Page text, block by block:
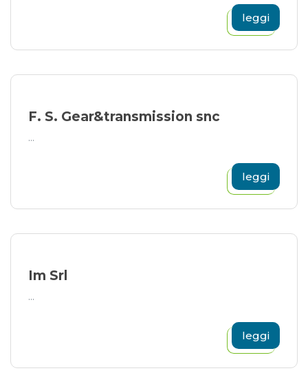
leggi
F. S. Gear&transmission snc
...
leggi
Im Srl
...
leggi